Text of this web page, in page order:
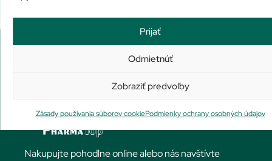
Prijať
Odmietnúť
Zobraziť predvoľby
Zásady používania súborov cookiePodmienky ochrany osobných údajov
Nakupujte pohodlne online alebo nás navštívte